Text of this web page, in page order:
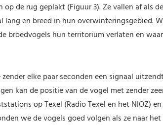
de rug geplakt (Figuur 3). Ze vallen af als
lang en breed in hun overwinteringsgebied.
broedvogels hun territorium verlaten en
elke paar seconden een signaal
kan de positie van de vogel met zender
op Texel (Radio Texel en het NIOZ)
we de vogels goed volgen als ze naar